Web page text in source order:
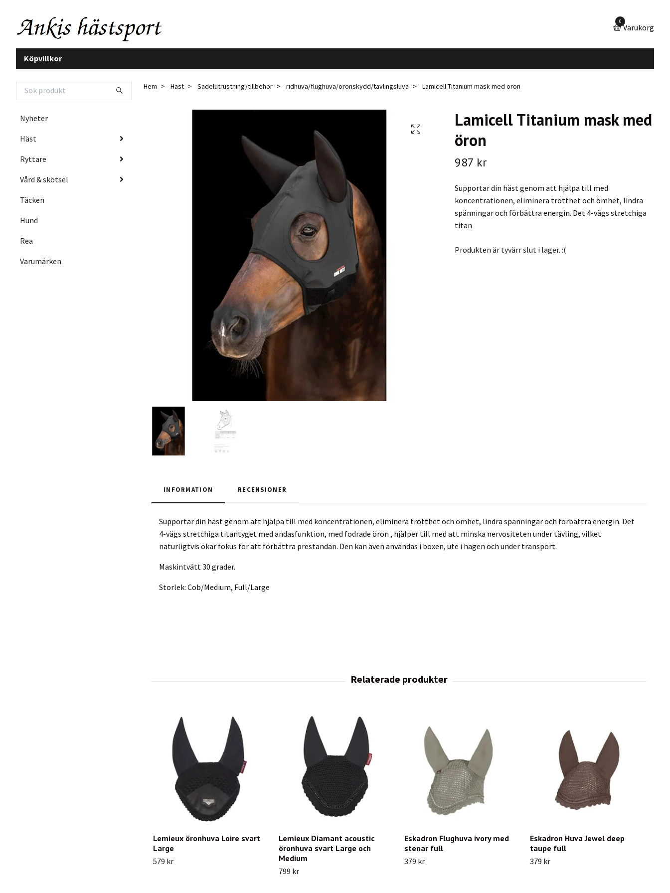
0
Varukorg
Köpvillkor
Nyheter
Häst
Ryttare
Vård & skötsel
Täcken
Hund
Rea
Varumärken
Hem Häst Sadelutrustning/tillbehör ridhuva/flughuva/öronskydd/tävlingsluva Lamicell Titanium mask med öron
Lamicell Titanium mask med
öron
987 kr
Supportar din häst genom att hjälpa till med
koncentrationen, eliminera trötthet och ömhet, lindra
spänningar och förbättra energin. Det 4-vägs stretchiga
titan
Produkten är tyvärr slut i lager. :(
INFORMATION RECENSIONER
Supportar din häst genom att hjälpa till med koncentrationen, eliminera trötthet och ömhet, lindra spänningar och förbättra energin. Det
4-vägs stretchiga titantyget med andasfunktion, med fodrade öron , hjälper till med att minska nervositeten under tävling, vilket
naturligtvis ökar fokus för att förbättra prestandan. Den kan även användas i boxen, ute i hagen och under transport.
Maskintvätt 30 grader.
Storlek: Cob/Medium, Full/Large
Lemieux öronhuva Loire svart
Large
579 kr
Lemieux Diamant acoustic
öronhuva svart Large och
Medium
799 kr
Eskadron Flughuva ivory med
stenar full
379 kr
Eskadron Huva Jewel deep
taupe full
379 kr